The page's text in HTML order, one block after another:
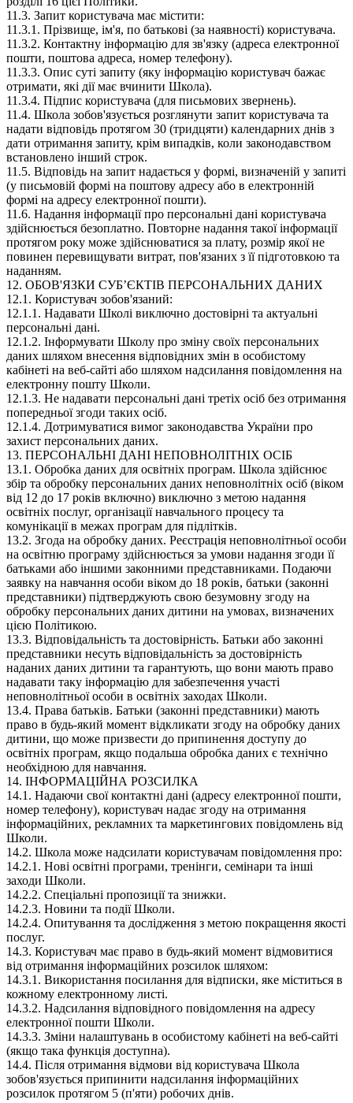
11.3. Запит користувача має містити:
11.3.1. Прізвище, ім'я, по батькові (за наявності) користувача.
11.3.2. Контактну інформацію для зв'язку (адреса електронної
пошти, поштова адреса, номер телефону).
11.3.3. Опис суті запиту (яку інформацію користувач бажає
отримати, які дії має вчинити Школа).
11.3.4. Підпис користувача (для письмових звернень).
11.4. Школа зобов'язується розглянути запит користувача та
надати відповідь протягом 30 (тридцяти) календарних днів з
дати отримання запиту, крім випадків, коли законодавством
встановлено інший строк.
11.5. Відповідь на запит надається у формі, визначеній у запиті
(у письмовій формі на поштову адресу або в електронній
формі на адресу електронної пошти).
11.6. Надання інформації про персональні дані користувача
здійснюється безоплатно. Повторне надання такої інформації
протягом року може здійснюватися за плату, розмір якої не
повинен перевищувати витрат, пов'язаних з її підготовкою та
наданням.
12. ОБОВ'ЯЗКИ СУБʼЄКТІВ ПЕРСОНАЛЬНИХ ДАНИХ
12.1. Користувач зобов'язаний:
12.1.1. Надавати Школі виключно достовірні та актуальні
персональні дані.
12.1.2. Інформувати Школу про зміну своїх персональних
даних шляхом внесення відповідних змін в особистому
кабінеті на веб-сайті або шляхом надсилання повідомлення на
електронну пошту Школи.
12.1.3. Не надавати персональні дані третіх осіб без отримання
попередньої згоди таких осіб.
12.1.4. Дотримуватися вимог законодавства України про
захист персональних даних.
13. ПЕРСОНАЛЬНІ ДАНІ НЕПОВНОЛІТНІХ ОСІБ
13.1. Обробка даних для освітніх програм. Школа здійснює
збір та обробку персональних даних неповнолітніх осіб (віком
від 12 до 17 років включно) виключно з метою надання
освітніх послуг, організації навчального процесу та
комунікації в межах програм для підлітків.
13.2. Згода на обробку даних. Реєстрація неповнолітньої особи
на освітню програму здійснюється за умови надання згоди її
батьками або іншими законними представниками. Подаючи
заявку на навчання особи віком до 18 років, батьки (законні
представники) підтверджують свою безумовну згоду на
обробку персональних даних дитини на умовах, визначених
цією Політикою.
13.3. Відповідальність та достовірність. Батьки або законні
представники несуть відповідальність за достовірність
наданих даних дитини та гарантують, що вони мають право
надавати таку інформацію для забезпечення участі
неповнолітньої особи в освітніх заходах Школи.
13.4. Права батьків. Батьки (законні представники) мають
право в будь-який момент відкликати згоду на обробку даних
дитини, що може призвести до припинення доступу до
освітніх програм, якщо подальша обробка даних є технічно
необхідною для навчання.
14. ІНФОРМАЦІЙНА РОЗСИЛКА
14.1. Надаючи свої контактні дані (адресу електронної пошти,
номер телефону), користувач надає згоду на отримання
інформаційних, рекламних та маркетингових повідомлень від
Школи.
14.2. Школа може надсилати користувачам повідомлення про:
14.2.1. Нові освітні програми, тренінги, семінари та інші
заходи Школи.
14.2.2. Спеціальні пропозиції та знижки.
14.2.3. Новини та події Школи.
14.2.4. Опитування та дослідження з метою покращення якості
послуг.
14.3. Користувач має право в будь-який момент відмовитися
від отримання інформаційних розсилок шляхом:
14.3.1. Використання посилання для відписки, яке міститься в
кожному електронному листі.
14.3.2. Надсилання відповідного повідомлення на адресу
електронної пошти Школи.
14.3.3. Зміни налаштувань в особистому кабінеті на веб-сайті
(якщо така функція доступна).
14.4. Після отримання відмови від користувача Школа
зобов'язується припинити надсилання інформаційних
розсилок протягом 5 (п'яти) робочих днів.